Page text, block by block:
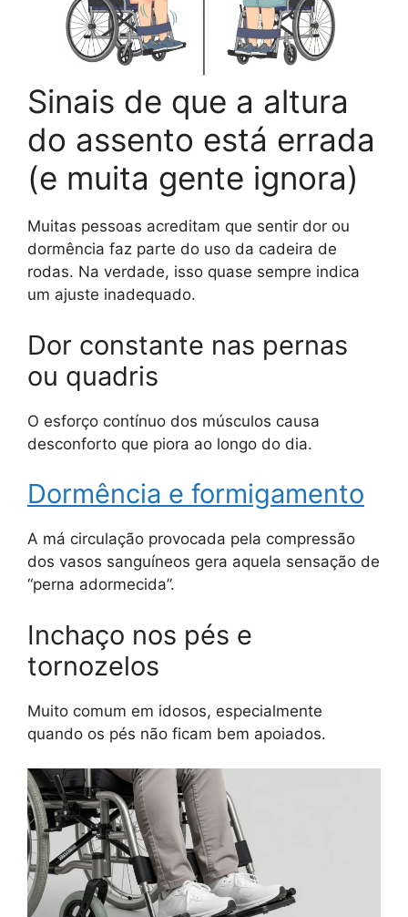
Sinais de que a altura
do assento está errada
(e muita gente ignora)
Muitas pessoas acreditam que sentir dor ou
dormência faz parte do uso da cadeira de
rodas. Na verdade, isso quase sempre indica
um ajuste inadequado.
Dor constante nas pernas
ou quadris
O esforço contínuo dos músculos causa
desconforto que piora ao longo do dia.
Dormência e formigamento
A má circulação provocada pela compressão
dos vasos sanguíneos gera aquela sensação de
“perna adormecida”.
Inchaço nos pés e
tornozelos
Muito comum em idosos, especialmente
quando os pés não ficam bem apoiados.